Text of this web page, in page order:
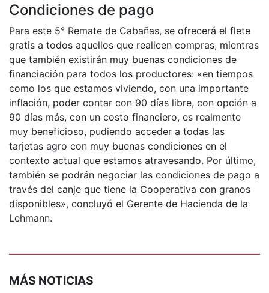
Condiciones de pago
Para este 5° Remate de Cabañas, se ofrecerá el flete
gratis a todos aquellos que realicen compras, mientras
que también existirán muy buenas condiciones de
financiación para todos los productores: «en tiempos
como los que estamos viviendo, con una importante
inflación, poder contar con 90 días libre, con opción a
90 días más, con un costo financiero, es realmente
muy beneficioso, pudiendo acceder a todas las
tarjetas agro con muy buenas condiciones en el
contexto actual que estamos atravesando. Por último,
también se podrán negociar las condiciones de pago a
través del canje que tiene la Cooperativa con granos
disponibles», concluyó el Gerente de Hacienda de la
Lehmann.
MÁS NOTICIAS